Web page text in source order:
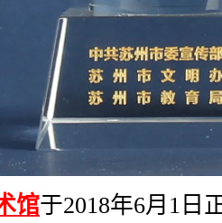
馆于2018年6月1日